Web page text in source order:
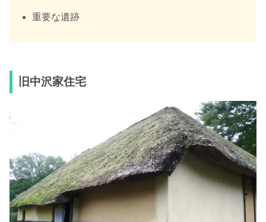
重要な遺跡
旧中沢家住宅